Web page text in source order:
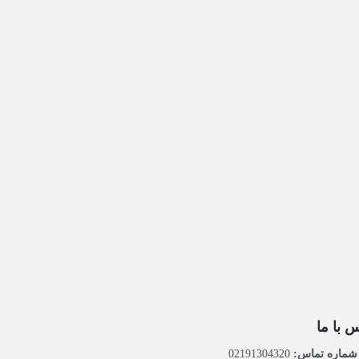
با ما
شماره تماس: 02191304320